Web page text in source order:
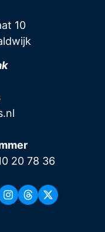
10
20 78 36